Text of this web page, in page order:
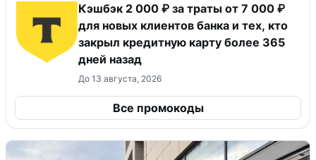
Кэшбэк 2 000 ₽ за траты от 7 000 ₽
для новых клиентов банка и тех, кто
закрыл кредитную карту более 365
дней назад
До 13 августа, 2026
Все промокоды